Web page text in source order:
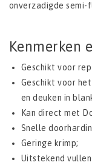
onverzadigde
Kenmerken
Geschikt voor
Geschikt voor
en deuken in
Kan direct met
Snelle
Geringe krimp;
Uitstekend